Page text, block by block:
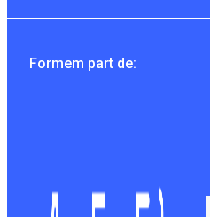
Formem part de: